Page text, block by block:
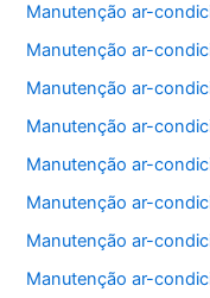
Manutenção ar-
Manutenção ar-
Manutenção ar-
Manutenção ar-
Manutenção ar-
Manutenção ar-
Manutenção ar-
Manutenção ar-